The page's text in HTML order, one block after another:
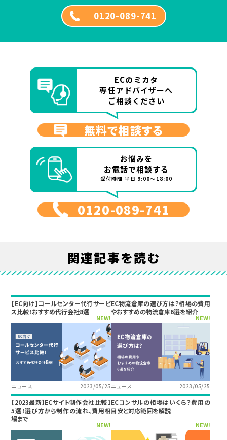
0120-089-741
ECのミカタ
専任アドバイザーへ
ご相談ください
無料で相談する
お悩みを
お電話で相談する
受付時間 平日 9:00～18:00
0120-089-741
関連記事を読む
【EC向け】コールセンター代行サービ
ス比較！おすすめ代行会社8選
NEW!
ニュース 2023/05/25
EC物流倉庫の選び方は？相場の費用
やおすすめの物流倉庫6選を紹介
NEW!
ニュース 2023/05/25
【2023最新】ECサイト制作会社比較1
5選！選び方から制作の流れ、費用相
場まで
NEW!
ECコンサルの相場はいくら？費用の
目安と対応範囲を解説
NEW!